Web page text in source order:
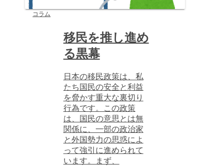
コラム
移民を推し進め
る黒幕
日本の移民政策は、私
たち国民の安全と利益
を脅かす重大な裏切り
行為です。この政策
は、国民の意思とは無
関係に、一部の政治家
と外国勢力の思惑によ
って強引に進められて
います。まず、